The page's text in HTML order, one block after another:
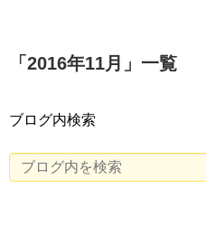
「 2016年11月 」 一覧
ブログ内検索